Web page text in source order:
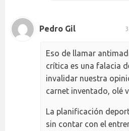
Pedro Gil
Eso de llamar
crítica es una falacia
invalidar nuestra
carnet inventado, olé
La planificación
sin contar con el